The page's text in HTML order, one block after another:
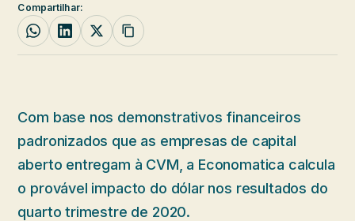
Compartilhar:
Com base nos demonstrativos financeiros
padronizados que as empresas de capital
aberto entregam à CVM, a Economatica calcula
o provável impacto do dólar nos resultados do
quarto trimestre de 2020.